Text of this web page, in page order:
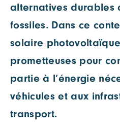
alternatives durables
fossiles. Dans ce
solaire
prometteuses pour
partie à l’énergie
véhicules et aux
transport.